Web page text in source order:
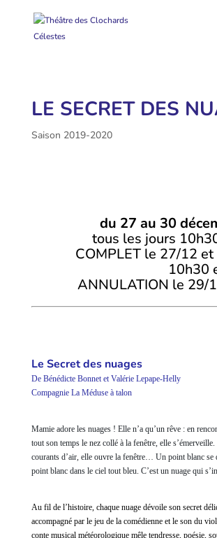
LE SECRET DES
Saison 2019-2020
du 27 au 30
tous les jours
COMPLET le 27/12
10h30
ANNULATION le 29/
Le Secret des nuages
De Bénédicte Bonnet et Valérie Lepape-Helly
Compagnie La Méduse à talon
Mamie adore les nuages ! Elle n’a qu’un rêve : en
tout son temps le nez collé à la fenêtre, elle
courants d’air, elle ouvre la fenêtre… Un point blanc se
point blanc dans le ciel tout bleu. C’est un nuage qui
Au fil de l’histoire, chaque nuage dévoile son secret
accompagné par le jeu de la comédienne et le son du
conte musical météorologique mêle tendresse, poésie,